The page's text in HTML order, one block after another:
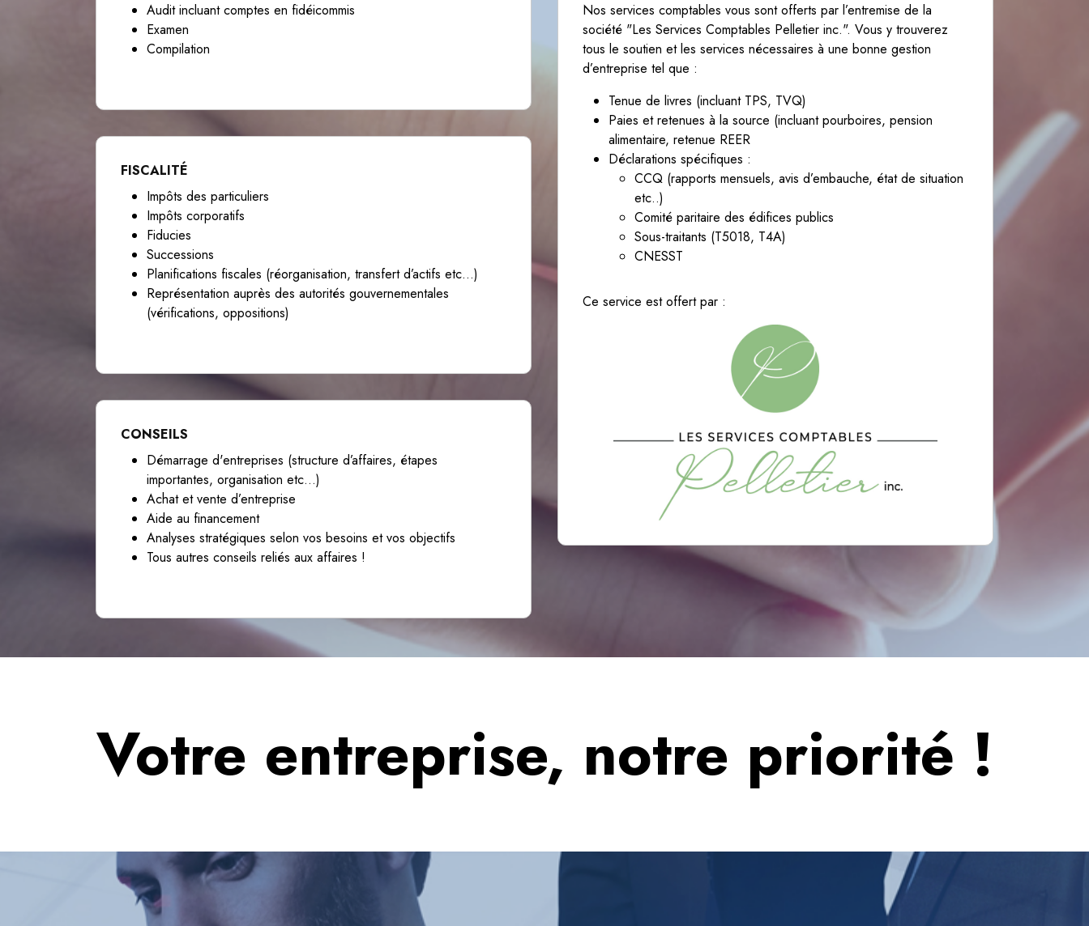
Audit incluant comptes en fidéicommis
Examen
Compilation
FISCALITÉ
Impôts des particuliers
Impôts corporatifs
Fiducies
Successions
Planifications fiscales (réorganisation, transfert d’actifs etc…)
Représentation auprès des autorités gouvernementales
(vérifications, oppositions)
CONSEILS
Démarrage d'entreprises (structure d’affaires, étapes
importantes, organisation etc…)
Achat et vente d’entreprise
Aide au financement
Analyses stratégiques selon vos besoins et vos objectifs
Tous autres conseils reliés aux affaires !
Nos services comptables vous sont offerts par l’entremise de la
société "Les Services Comptables Pelletier inc.". Vous y trouverez
tous le soutien et les services nécessaires à une bonne gestion
d’entreprise tel que :
Tenue de livres (incluant TPS, TVQ)
Paies et retenues à la source (incluant pourboires, pension
alimentaire, retenue REER
Déclarations spécifiques :
CCQ (rapports mensuels, avis d’embauche, état de situation
etc..)
Comité paritaire des édifices publics
Sous-traitants (T5018, T4A)
CNESST
Ce service est offert par :
Votre entreprise, notre priorité !